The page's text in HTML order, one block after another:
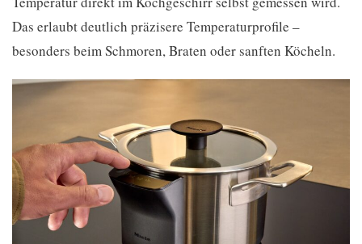
Das erlaubt deutlich präzisere Temperaturprofile –
besonders beim Schmoren, Braten oder sanften Köcheln.